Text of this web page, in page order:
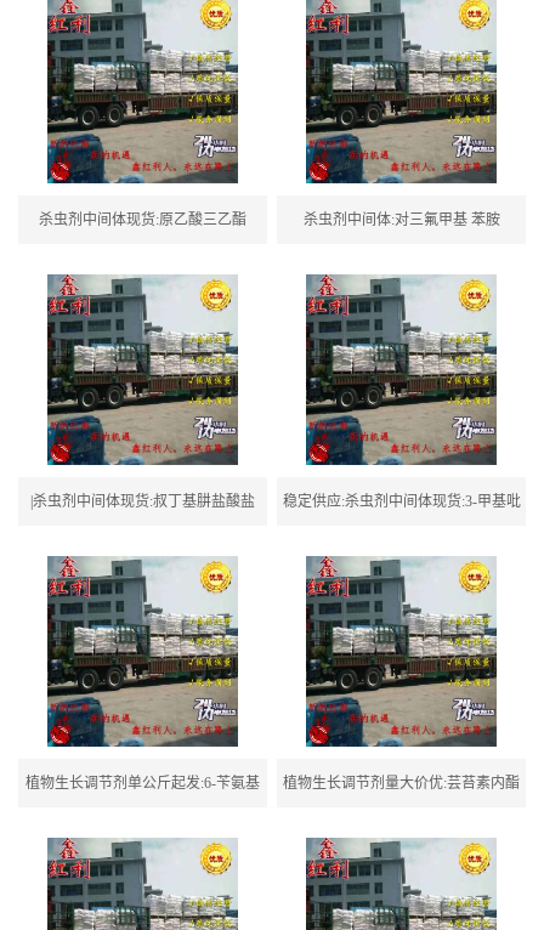
杀虫剂中间体现货:原乙酸三乙酯 杀虫剂中间体:对三氟甲基 苯胺
|杀虫剂中间体现货:叔丁基肼盐酸盐 稳定供应:杀虫剂中间体现货:3-甲基吡
植物生长调节剂单公斤起发:6-苄氨基 植物生长调节剂量大价优:芸苔素内酯